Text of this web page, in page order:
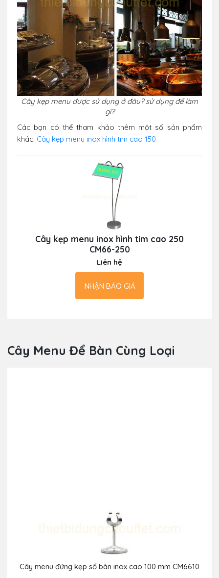
Cây kẹp menu được sử dụng ở đâu? sử dụng để làm
gì?
Các bạn có thể tham khảo thêm một số sản phẩm
khác: Cây kẹp menu inox hình tim cao 150
Cây kẹp menu inox hình tim cao 250
CM66-250
Liên hệ
NHẬN BÁO GIÁ
Cây Menu Để Bàn Cùng Loại
Cây menu đứng kẹp số bàn inox cao 100 mm CM6610